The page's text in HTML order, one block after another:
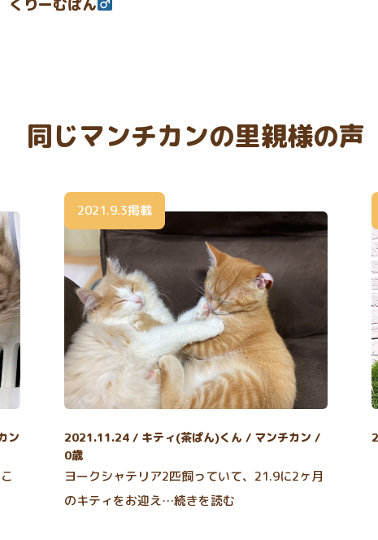
くりーむぱん
同じマンチカンの里親様の声
ン
2021.9.3掲載
2021.11.24 / キティ(茶ぱん)くん / マンチカン /
0歳
ヨークシャテリア2匹飼っていて、21.9に2ヶ月
のキティをお迎え…続きを読む